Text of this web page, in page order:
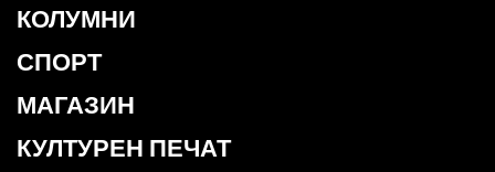
КОЛУМНИ
СПОРТ
МАГАЗИН
КУЛТУРЕН ПЕЧАТ